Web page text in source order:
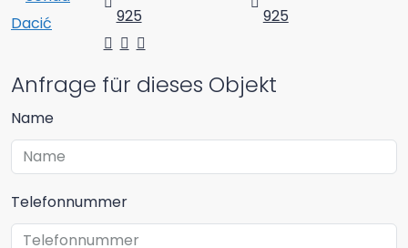
925
925
Anfrage für dieses Objekt
Name
Telefonnummer